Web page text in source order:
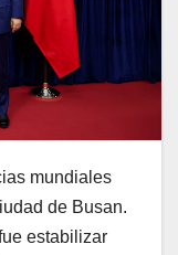
mundiales
de Busan.
estabilizar